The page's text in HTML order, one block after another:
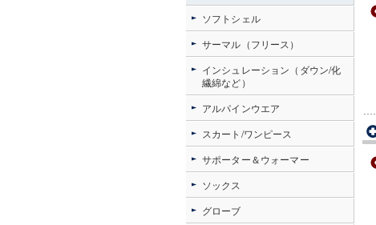
ソフトシェル
サーマル（フリース）
インシュレーション（ダウン/化
繊綿など）
アルパインウエア
スカート/ワンピース
サポーター＆ウォーマー
ソックス
グローブ